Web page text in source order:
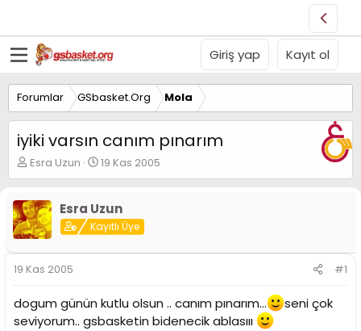
Giriş yap Kayıt ol
Forumlar GSbasket.Org Mola
iyiki varsın canım pınarım
K
o
u
y
u
B
a
ş
a
t
Esra Uzun
B
a
l
a
n
g
a
r
19 Kas 2005
Esra Uzun
Kayıtlı Üye
19 Kas 2005 #1
dogum günün kutlu olsun .. canım pınarım...
seni çok
seviyorum.. gsbasketin bidenecik ablasııı